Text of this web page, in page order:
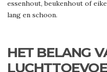
essenhout, beukenhout of
lang en schoon.
HET BELANG